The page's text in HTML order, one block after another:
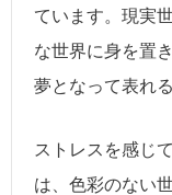
ています。現実
な世界に身を置
夢となって表れ
ストレスを感じ
は、色彩のない